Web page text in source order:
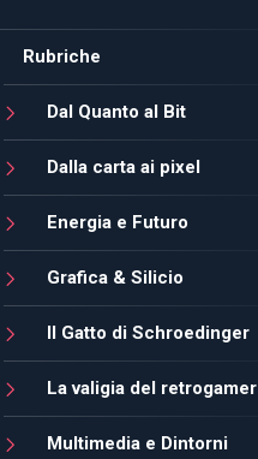
Rubriche
Dal Quanto al Bit
Dalla carta ai pixel
Energia e Futuro
Grafica & Silicio
Il Gatto di Schroedinger
La valigia del retrogamer
Multimedia e Dintorni